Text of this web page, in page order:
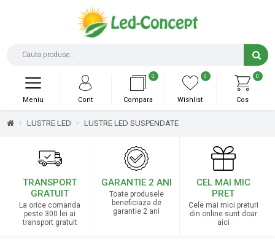
0
Cos
0
Wishlist
0
Compara
Cont
Meniu
LUSTRE LED LUSTRE LED SUSPENDATE
TRANSPORT
GRATUIT
La orice comanda
peste 300 lei ai
transport gratuit
GARANTIE 2 ANI
Toate produsele
beneficiaza de
garantie 2 ani
CEL MAI MIC
PRET
Cele mai mici preturi
din online sunt doar
aici